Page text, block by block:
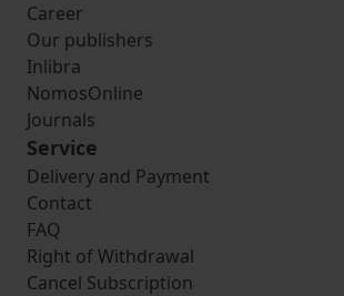
Career
Our publishers
Inlibra
NomosOnline
Journals
Service
Delivery and Payment
Contact
FAQ
Right of Withdrawal
Cancel Subscription